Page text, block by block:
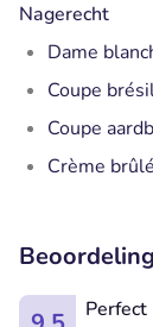
Nagerecht
Dame
Coupe
Coupe
Crème
Perfect